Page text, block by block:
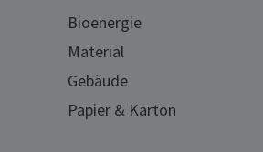
Bioenergie
Material
Gebäude
Papier & Karton